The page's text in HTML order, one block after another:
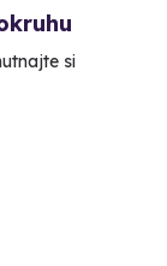
si